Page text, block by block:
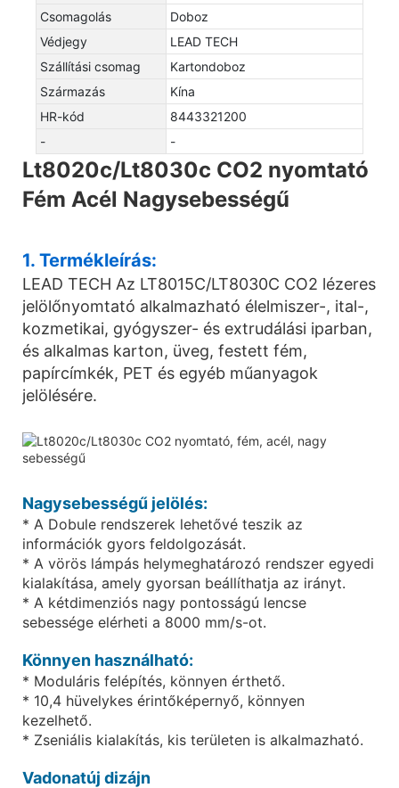
Csomagolás
Doboz
Védjegy
LEAD TECH
Szállítási csomag
Kartondoboz
Származás
Kína
HR-kód
8443321200
-
-
Lt8020c/Lt8030c CO2 nyomtató
Fém Acél Nagysebességű
1. Termékleírás:
LEAD TECH Az LT8015C/LT8030C CO2 lézeres
jelölőnyomtató alkalmazható élelmiszer-, ital-,
kozmetikai, gyógyszer- és extrudálási iparban,
és alkalmas karton, üveg, festett fém,
papírcímkék, PET és egyéb műanyagok
jelölésére.
Nagysebességű jelölés:
* A Dobule rendszerek lehetővé teszik az
információk gyors feldolgozását.
* A vörös lámpás helymeghatározó rendszer egyedi
kialakítása, amely gyorsan beállíthatja az irányt.
* A kétdimenziós nagy pontosságú lencse
sebessége elérheti a 8000 mm/s-ot.
Könnyen használható:
* Moduláris felépítés, könnyen érthető.
* 10,4 hüvelykes érintőképernyő, könnyen
kezelhető.
* Zseniális kialakítás, kis területen is alkalmazható.
Vadonatúj dizájn